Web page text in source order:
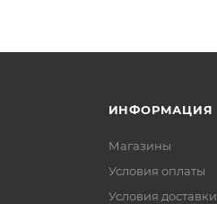
ИНФОРМАЦИЯ
Магазины
Условия оплаты
Условия доставки